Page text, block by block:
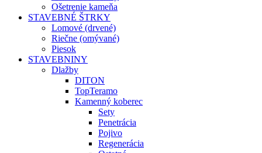
Ošetrenie kameňa
STAVEBNÉ ŠTRKY
Lomové (drvené)
Riečne (omývané)
Piesok
STAVEBNINY
Dlažby
DITON
TopTeramo
Kamenný koberec
Sety
Penetrácia
Pojivo
Regenerácia